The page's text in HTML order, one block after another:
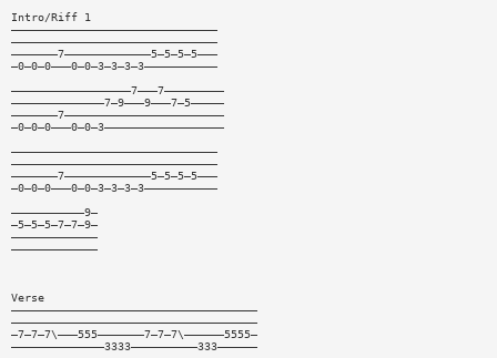
Intro/Riff 1
———————————————————————————————
———————————————————————————————
———————7—————————————5—5—5—5———
—0—0—0———0—0—3—3—3—3———————————
——————————————————7———7—————————
——————————————7—9———9———7—5—————
———————7————————————————————————
—0—0—0———0—0—3——————————————————
———————————————————————————————
———————————————————————————————
———————7—————————————5—5—5—5———
—0—0—0———0—0—3—3—3—3———————————
———————————9—
—5—5—5—7—7—9—
—————————————
—————————————
Verse
—————————————————————————————————————
—————————————————————————————————————
—7—7—7\———555———————7—7—7\——————5555—
——————————————3333——————————333——————